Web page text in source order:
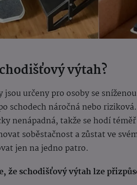
výtah?
jsou určeny pro osoby se
schodech náročná nebo
nenápadná, takže se hodí
soběstačnost a zůstat ve
jen na jedno patro.
že schodišťový výtah lze